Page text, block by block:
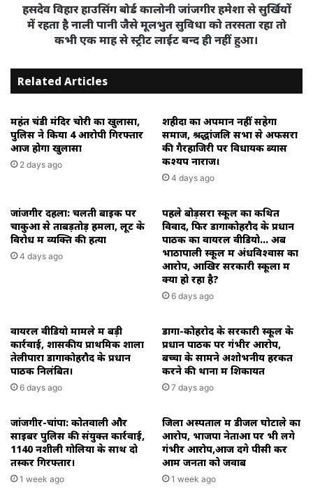
जैसे
मूलभुत
को
तरसता
रहा
तो
माह
से
स्ट्रीट
लाईट
हसदेव विहार हाउसिंग बोर्ड कालोनी जांजगीर हमेशा से सुर्खियों
में रहता है नाली पानी जैसे मूलभुत सुविधा को तरसता रहा तो
कभी एक माह से स्ट्रीट लाईट बन्द ही नहीं हुआ।
Related Articles
महंत चंडी मंदिर चोरी का खुलासा,
पुलिस ने किया 4 आरोपी गिरफ्तार
आज होगा खुलासा
2 days ago
शहीदों का अपमान नहीं सहेगा
समाज, श्रद्धांजलि सभा से अफसरों
की गैरहाजिरी पर विधायक ब्यास
कश्यप नाराज।
4 days ago
जांजगीर दहला: चलती बाइक पर
चाकुओं से ताबड़तोड़ हमला, लूट के
विरोध में व्यक्ति की हत्या
4 days ago
पहले बोड़सरा स्कूल का कथित
विवाद, फिर डोंगाकोहरौद के प्रधान
पाठक का वायरल वीडियो… अब
भाठापाली स्कूल में अंधविश्वास का
आरोप, आखिर सरकारी स्कूलों में
क्या हो रहा है?
6 days ago
वायरल वीडियो मामले में बड़ी
कार्रवाई, शासकीय प्राथमिक शाला
तेलीपारा डोंगाकोहरौद के प्रधान
पाठक निलंबित।
6 days ago
डोंगा-कोहरोद के सरकारी स्कूल के
प्रधान पाठक पर गंभीर आरोप,
बच्चों के सामने अशोभनीय हरकत
करने की थाना में शिकायत
7 days ago
जांजगीर-चांपा: कोतवाली और
साइबर पुलिस की संयुक्त कार्रवाई,
1140 नशीली गोलियों के साथ दो
तस्कर गिरफ्तार।
1 week ago
जिला अस्पताल में डीजल घोटाले का
आरोप, भाजपा नेताओं पर भी लगे
गंभीर आरोप,आज देंगे पीसी कर
आम जनता को जवाब
1 week ago